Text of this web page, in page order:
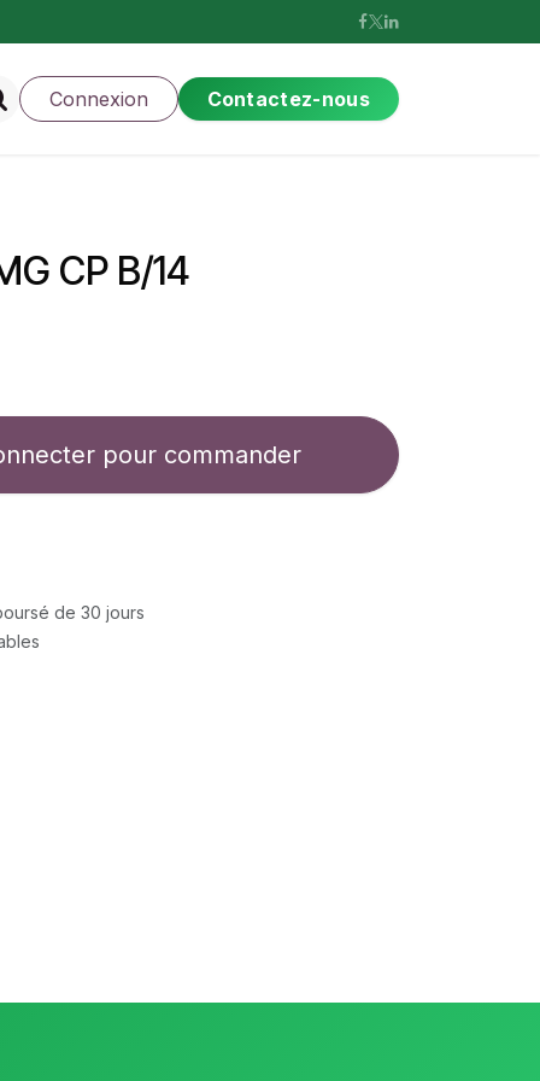
Connexion Contactez-nous
CP B/14
pour commander
de 30 jours